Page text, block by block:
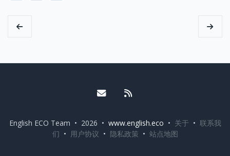
Email me
English ECO Team • 2026 • www.english.eco • 关于 • 联系我
们 • 用户协议 • 隐私政策 • 站点地图